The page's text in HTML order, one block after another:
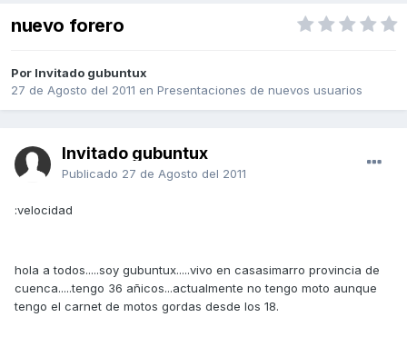
nuevo forero
Por Invitado gubuntux
27 de Agosto del 2011 en Presentaciones de nuevos usuarios
Invitado gubuntux
Publicado 27 de Agosto del 2011
:velocidad
hola a todos.....soy gubuntux.....vivo en casasimarro provincia de
cuenca.....tengo 36 añicos...actualmente no tengo moto aunque
tengo el carnet de motos gordas desde los 18.